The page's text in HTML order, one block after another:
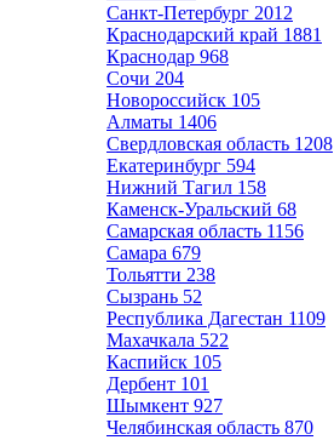
Санкт-Петербург 2012
Краснодарский край 1881
Краснодар 968
Сочи 204
Новороссийск 105
Алматы 1406
Свердловская область 1208
Екатеринбург 594
Нижний Тагил 158
Каменск-Уральский 68
Самарская область 1156
Самара 679
Тольятти 238
Сызрань 52
Республика Дагестан 1109
Махачкала 522
Каспийск 105
Дербент 101
Шымкент 927
Челябинская область 870